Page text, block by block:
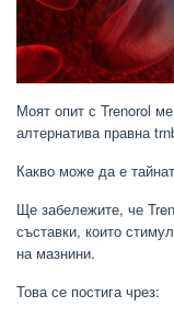
Моят опит с Trenorol
алтернатива правна
Какво може да е
Ще забележите, че
съставки, които
на мазнини.
Това се постига чрез: